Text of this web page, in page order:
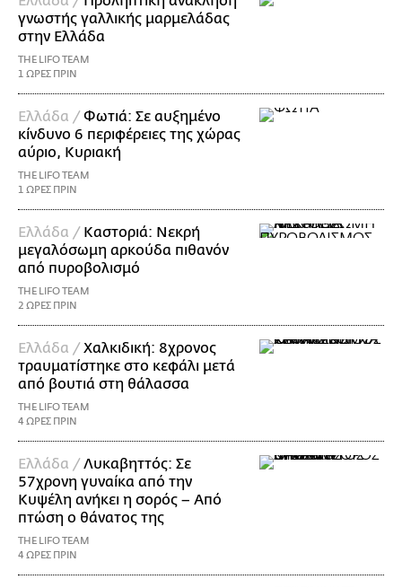
γνωστής γαλλικής μαρμελάδας
στην Ελλάδα
THE LIFO TEAM
1 ΩΡΕΣ ΠΡΙΝ
Ελλάδα /Φωτιά: Σε αυξημένο
κίνδυνο 6 περιφέρειες της χώρας
αύριο, Κυριακή
THE LIFO TEAM
1 ΩΡΕΣ ΠΡΙΝ
Ελλάδα / Καστοριά: Νεκρή
μεγαλόσωμη αρκούδα πιθανόν
από πυροβολισμό
THE LIFO TEAM
2 ΩΡΕΣ ΠΡΙΝ
Ελλάδα /Χαλκιδική: 8χρονος
τραυματίστηκε στο κεφάλι μετά
από βουτιά στη θάλασσα
THE LIFO TEAM
4 ΩΡΕΣ ΠΡΙΝ
Ελλάδα /Λυκαβηττός: Σε
57χρονη γυναίκα από την
Κυψέλη ανήκει η σορός – Από
πτώση ο θάνατος της
THE LIFO TEAM
4 ΩΡΕΣ ΠΡΙΝ